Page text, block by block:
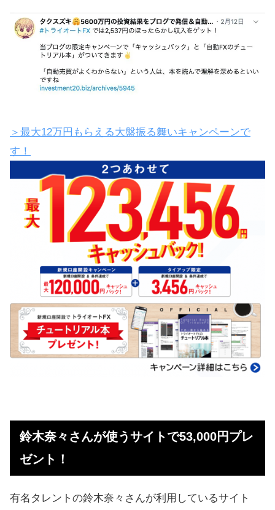
＞最大12万円もらえる大盤振る舞いキャンペーンで
す！
鈴木奈々さんが使うサイトで53,000円プレ
ゼント！
有名タレントの鈴木奈々さんが利用しているサイト